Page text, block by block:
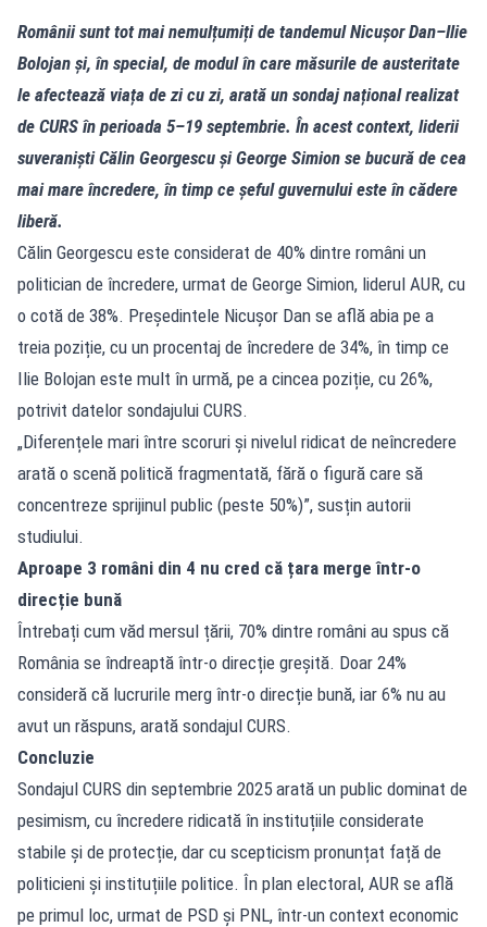
Românii sunt tot mai nemulțumiți de tandemul Nicușor Dan–Ilie
Bolojan și, în special, de modul în care măsurile de austeritate
le afectează viața de zi cu zi, arată un sondaj național realizat
de CURS în perioada 5–19 septembrie. În acest context, liderii
suveraniști Călin Georgescu și George Simion se bucură de cea
mai mare încredere, în timp ce șeful guvernului este în cădere
liberă.
Călin Georgescu este considerat de 40% dintre români un
politician de încredere, urmat de George Simion, liderul AUR, cu
o cotă de 38%. Președintele Nicușor Dan se află abia pe a
treia poziție, cu un procentaj de încredere de 34%, în timp ce
Ilie Bolojan este mult în urmă, pe a cincea poziție, cu 26%,
potrivit datelor sondajului CURS.
„Diferențele mari între scoruri și nivelul ridicat de neîncredere
arată o scenă politică fragmentată, fără o figură care să
concentreze sprijinul public (peste 50%)”, susțin autorii
studiului.
Aproape 3 români din 4 nu cred că țara merge într-o
direcție bună
Întrebați cum văd mersul țării, 70% dintre români au spus că
România se îndreaptă într-o direcție greșită. Doar 24%
consideră că lucrurile merg într-o direcție bună, iar 6% nu au
avut un răspuns, arată sondajul CURS.
Concluzie
Sondajul CURS din septembrie 2025 arată un public dominat de
pesimism, cu încredere ridicată în instituțiile considerate
stabile și de protecție, dar cu scepticism pronunțat față de
politicieni și instituțiile politice. În plan electoral, AUR se află
pe primul loc, urmat de PSD și PNL, într-un context economic